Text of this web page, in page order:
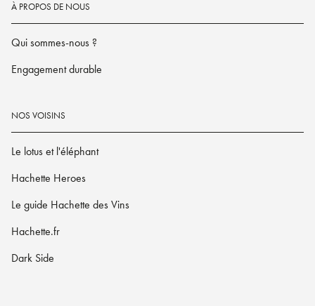
À PROPOS DE NOUS
Qui sommes-nous ?
Engagement durable
NOS VOISINS
Le lotus et l'éléphant
Hachette Heroes
Le guide Hachette des Vins
Hachette.fr
Dark Side